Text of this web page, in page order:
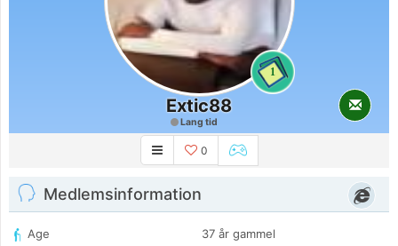
1
Extic88
Lang tid
0
Medlemsinformation
Age
37 år gammel